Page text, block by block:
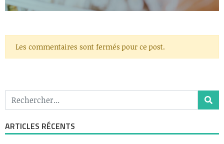
Les commentaires sont fermés pour ce post.
ARTICLES RÉCENTS